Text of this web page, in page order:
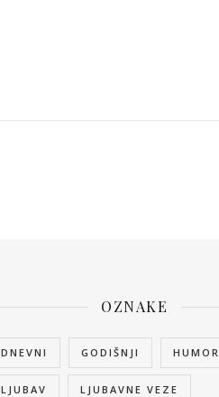
OZNAKE
DNEVNI GODIŠNJI HUMOR
LJUBAV LJUBAVNE VEZE